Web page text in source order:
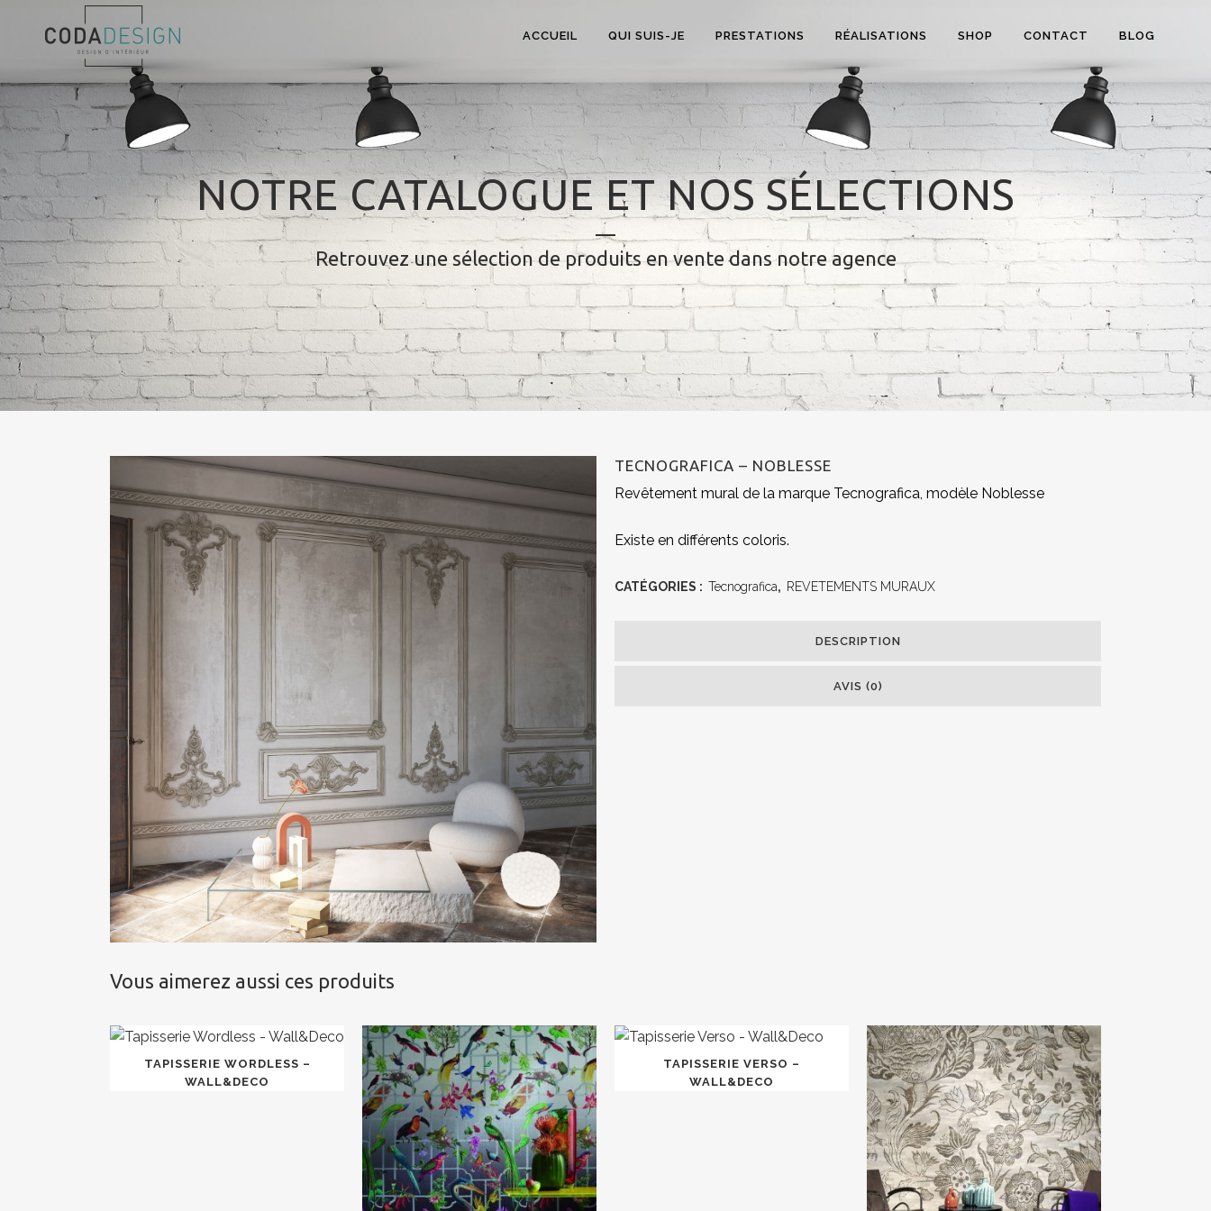
ACCUEIL QUI SUIS-JE PRESTATIONS RÉALISATIONS SHOP CONTACT BLOG
NOTRE CATALOGUE ET NOS SÉLECTIONS
Retrouvez une sélection de produits en vente dans notre agence
TECNOGRAFICA – NOBLESSE
Revêtement mural de la marque Tecnografica, modèle Noblesse
Existe en différents coloris.
CATÉGORIES : Tecnografica, REVETEMENTS MURAUX
DESCRIPTION
AVIS (0)
Vous aimerez aussi ces produits
TAPISSERIE WORDLESS –
WALL&DECO
TAPISSERIE VERSO –
WALL&DECO